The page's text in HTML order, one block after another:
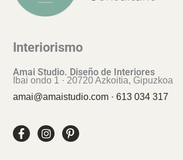
Interiorismo
Amai Studio. Diseño de Interiores
Ibai ondo 1 · 20720 Azkoitia, Gipuzkoa
amai@amaistudio.com · 613 034 317
F
a
I
n
P
i